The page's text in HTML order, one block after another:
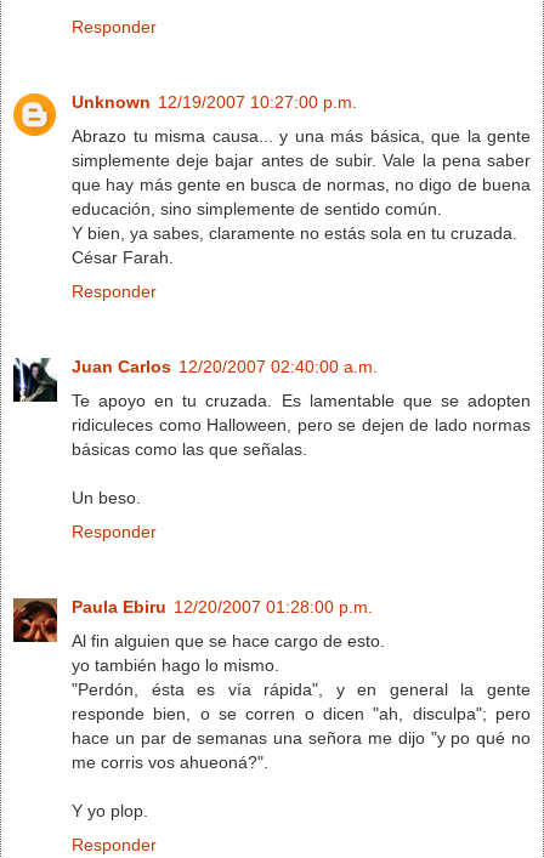
Responder
Unknown 12/19/2007 10:27:00 p.m.
Abrazo tu misma causa... y una más básica, que la gente
simplemente deje bajar antes de subir. Vale la pena saber
que hay más gente en busca de normas, no digo de buena
educación, sino simplemente de sentido común.
Y bien, ya sabes, claramente no estás sola en tu cruzada.
César Farah.
Responder
Juan Carlos 12/20/2007 02:40:00 a.m.
Te apoyo en tu cruzada. Es lamentable que se adopten
ridiculeces como Halloween, pero se dejen de lado normas
básicas como las que señalas.
Un beso.
Responder
Paula Ebiru 12/20/2007 01:28:00 p.m.
Al fin alguien que se hace cargo de esto.
yo también hago lo mismo.
"Perdón, ésta es vía rápida", y en general la gente
responde bien, o se corren o dicen "ah, disculpa"; pero
hace un par de semanas una señora me dijo "y po qué no
me corris vos ahueoná?".
Y yo plop.
Responder